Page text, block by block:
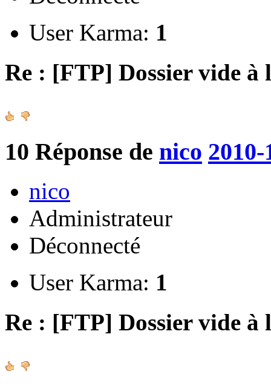
User Karma: 1
Re : [FTP] Dossier vide à
10 Réponse de nico
nico
Administrateur
Déconnecté
User Karma: 1
Re : [FTP] Dossier vide à